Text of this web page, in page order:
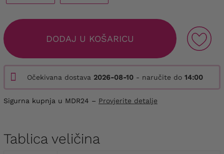
DODAJ U KOŠARICU
Očekivana dostava 2026-08-10 - naručite do 14:00
Sigurna kupnja u MDR24 – Provjerite detalje
Tablica veličina